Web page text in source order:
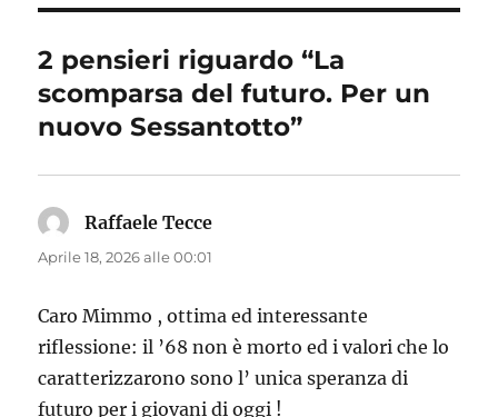
2 pensieri riguardo “La
scomparsa del futuro. Per un
nuovo Sessantotto”
Raffaele Tecce
Aprile 18, 2026 alle 00:01
Caro Mimmo , ottima ed interessante
riflessione: il ’68 non è morto ed i valori che lo
caratterizzarono sono l’ unica speranza di
futuro per i giovani di oggi !